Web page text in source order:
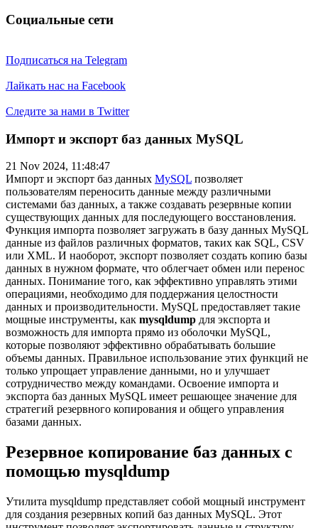
Социальные сети
Подписаться на Telegram
Лайкать нас на Facebook
Следите за нами в Twitter
Импорт и экспорт баз данных MySQL
21 Nov 2024, 11:48:47
Импорт и экспорт баз данных MySQL позволяет
пользователям переносить данные между различными
системами баз данных, а также создавать резервные копии
существующих данных для последующего восстановления.
Функция импорта позволяет загружать в базу данных MySQL
данные из файлов различных форматов, таких как SQL, CSV
или XML. И наоборот, экспорт позволяет создать копию базы
данных в нужном формате, что облегчает обмен или перенос
данных. Понимание того, как эффективно управлять этими
операциями, необходимо для поддержания целостности
данных и производительности. MySQL предоставляет такие
мощные инструменты, как mysqldump для экспорта и
возможность для импорта прямо из оболочки MySQL,
которые позволяют эффективно обрабатывать большие
объемы данных. Правильное использование этих функций не
только упрощает управление данными, но и улучшает
сотрудничество между командами. Освоение импорта и
экспорта баз данных MySQL имеет решающее значение для
стратегий резервного копирования и общего управления
базами данных.
Резервное копирование баз данных с
помощью mysqldump
Утилита mysqldump представляет собой мощный инструмент
для создания резервных копий баз данных MySQL. Этот